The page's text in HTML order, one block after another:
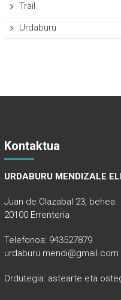
Trail
Urdaburu
Kontaktua
URDABURU MENDIZALE
Juan de Olazabal 23, behea.
20100 Errenteria
Telefonoa: 943527879
urdaburu.mendi@gmail.com
Ordutegia: astearte eta